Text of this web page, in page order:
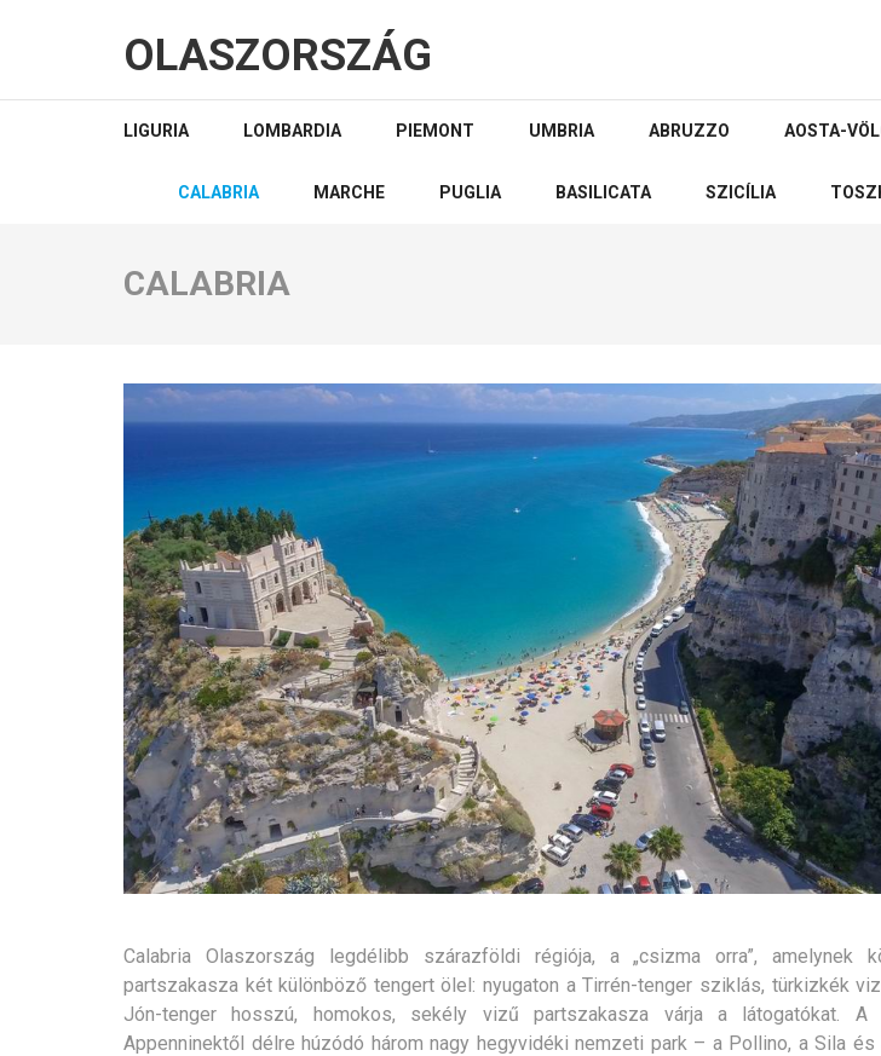
OLASZORSZÁG
LIGURIA LOMBARDIA PIEMONT UMBRIA ABRUZZO AOSTA-
CALABRIA MARCHE PUGLIA BASILICATA SZICÍLIA
CALABRIA
Calabria Olaszország legdélibb szárazföldi régiója, a „csizma orra”, amelynek
partszakasza két különböző tengert ölel: nyugaton a Tirrén-tenger sziklás, türkizkék
Jón-tenger hosszú, homokos, sekély vizű partszakasza várja a látogatókat. A
Appenninektől délre húzódó három nagy hegyvidéki nemzeti park – a Pollino, a Sila